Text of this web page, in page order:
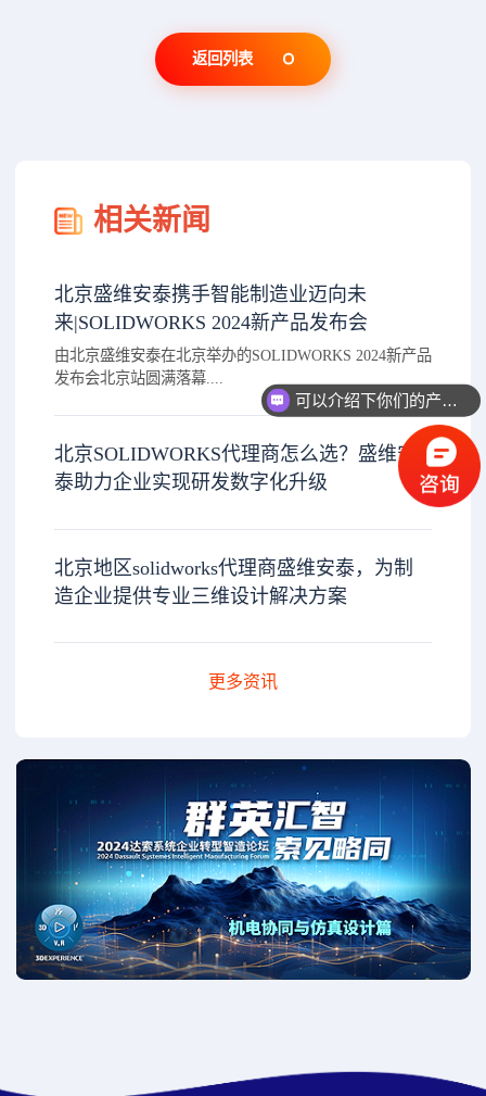
返回列表
相关新闻
北京盛维安泰携手智能制造业迈向未
来|SOLIDWORKS 2024新产品发布会
由北京盛维安泰在北京举办的SOLIDWORKS 2024新产品
发布会北京站圆满落幕....
北京SOLIDWORKS代理商怎么选？盛维安
泰助力企业实现研发数字化升级
北京地区solidworks代理商盛维安泰，为制
造企业提供专业三维设计解决方案
更多资讯
可以介绍下你们的产品么？